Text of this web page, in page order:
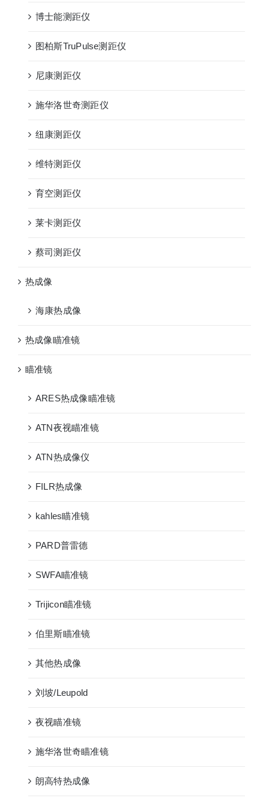
博士能测距仪
图柏斯TruPulse测距仪
尼康测距仪
施华洛世奇测距仪
纽康测距仪
维特测距仪
育空测距仪
莱卡测距仪
蔡司测距仪
热成像
海康热成像
热成像瞄准镜
瞄准镜
ARES热成像瞄准镜
ATN夜视瞄准镜
ATN热成像仪
FILR热成像
kahles瞄准镜
PARD普雷德
SWFA瞄准镜
Trijicon瞄准镜
伯里斯瞄准镜
其他热成像
刘坡/Leupold
夜视瞄准镜
施华洛世奇瞄准镜
朗高特热成像